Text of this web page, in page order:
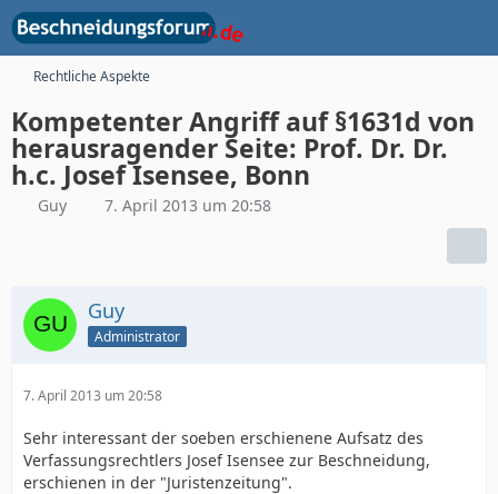
Rechtliche Aspekte
Kompetenter Angriff auf §1631d von
herausragender Seite: Prof. Dr. Dr.
h.c. Josef Isensee, Bonn
Guy 7. April 2013 um 20:58
Guy
Administrator
7. April 2013 um 20:58
Sehr interessant der soeben erschienene Aufsatz des
Verfassungsrechtlers Josef Isensee zur Beschneidung,
erschienen in der "Juristenzeitung".